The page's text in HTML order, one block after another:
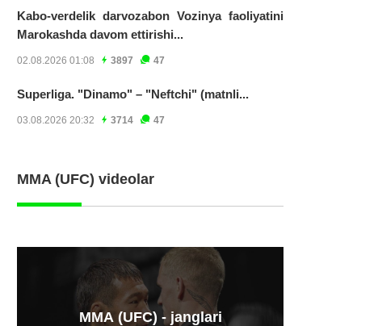
Kabo-verdelik darvozabon Vozinya faoliyatini
Marokashda davom ettirishi...
02.08.2026 01:08 3897 47
Superliga. "Dinamo" – "Neftchi" (matnli...
03.08.2026 20:32 3714 47
MMA (UFC) videolar
ММА (UFC) - janglari